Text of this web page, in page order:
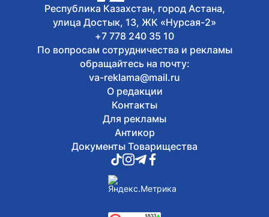
Республика Казахстан, город Астана,
улица Достык, 13, ЖК «Нурсая-2»
+7 778 240 35 10
По вопросам сотрудничества и рекламы
обращайтесь на почту:
va-reklama@mail.ru
О редакции
Контакты
Для рекламы
Антикор
Документы Товарищества